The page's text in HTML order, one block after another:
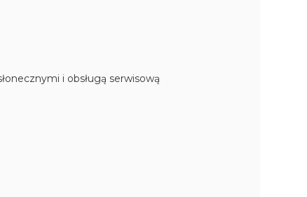
i obsługą serwisową